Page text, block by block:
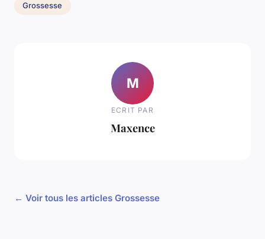
Grossesse
M
ECRIT PAR
Maxence
← Voir tous les articles Grossesse